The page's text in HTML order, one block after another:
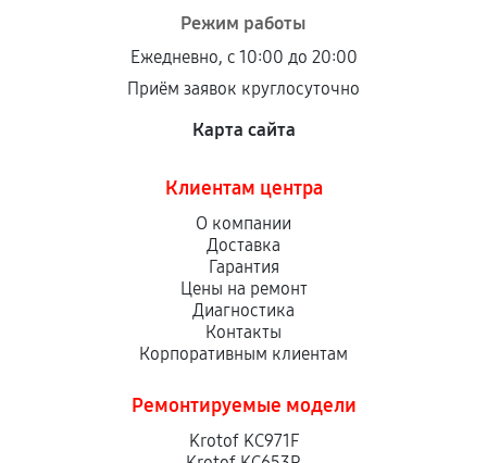
Режим работы
Ежедневно, с 10:00 до 20:00
Приём заявок круглосуточно
Карта сайта
Клиентам центра
О компании
Доставка
Гарантия
Цены на ремонт
Диагностика
Контакты
Корпоративным клиентам
Ремонтируемые модели
Krotof KC971F